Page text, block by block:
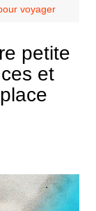
voyager
petite
et